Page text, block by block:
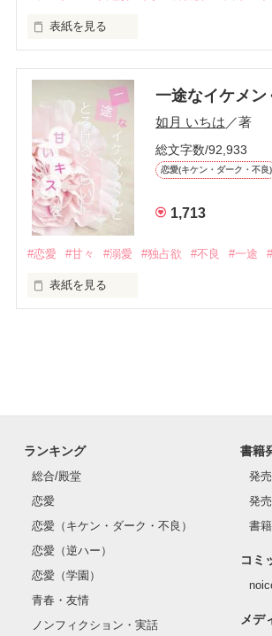
「澪ちゃん。」
それは止まっていた恋が再び動き始める
✨.ﾟ･*..☆.｡.:*✨.☆.｡.:. *:ﾟ✨.ﾟ･*..☆.｡.:*✨
人見知りだけど優しい無自覚だけどモテる
冴木澪-SaekiMio
×
基本女子に冷たいのに澪にはわんこ男子
篠宮光-ShinomiyaHikaru
✨.ﾟ･*..☆.｡.:*✨.☆.｡.:. *:ﾟ✨.ﾟ･*..☆.｡.:*✨
表紙を見る
一途なイケメ
如月 いちは ／著
総文字数/92,933
恋愛(キケン・ダーク・不良)
1,713
#恋愛 #甘々 #溺愛 #独占欲 #不良 #一途
表紙を見る
クラス替えをして隣の席になったのは
金髪に近い明るい髪色
片耳には琥珀色のピアス
ほとんど笑顔なんて見せたことがなくて
ランキング
総合/殿堂
恋愛
恋愛（キケン・ダーク・不良）
恋愛（逆ハー）
恋愛（学園）
青春・友情
ノンフィクション・実話
書籍
発
発
書
コミ
メデ